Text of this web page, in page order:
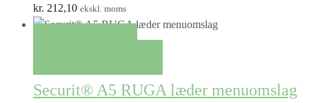
kr. 212,10 ekskl. moms
Securit® A5 RUGA læder menuomslag